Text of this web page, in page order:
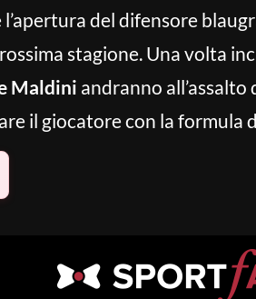
del difensore
stagione. Una volta
Maldini andranno all’assalto
il giocatore con la